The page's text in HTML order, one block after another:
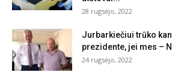
28 rugsėjo, 2022
Jurbarkiečiui trūko
prezidente, jei mes –
24 rugsėjo, 2022